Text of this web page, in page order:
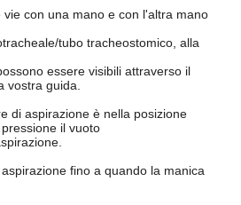
con una mano e con l'altra mano
tubo tracheostomico, alla
essere visibili attraverso il
vostra guida.
di aspirazione è nella posizione
il vuoto
fino a quando la manica